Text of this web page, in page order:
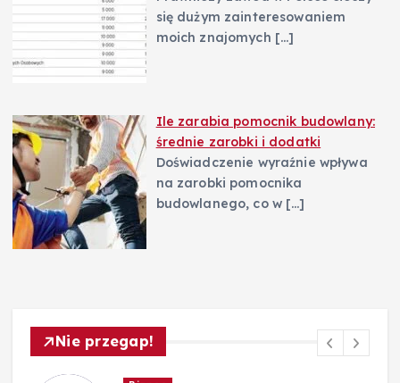
się dużym zainteresowaniem
moich znajomych […]
Ile zarabia pomocnik budowlany:
średnie zarobki i dodatki
Doświadczenie wyraźnie wpływa
na zarobki pomocnika
budowlanego, co w […]
Nie przegap!